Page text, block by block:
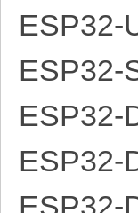
ESP32-
ESP32-
ESP32-
ESP32-
ESP32-